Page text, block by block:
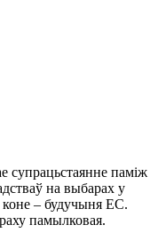
супрацьстаянне паміж
на выбарах у
коне – будучыня ЕС.
памылковая.